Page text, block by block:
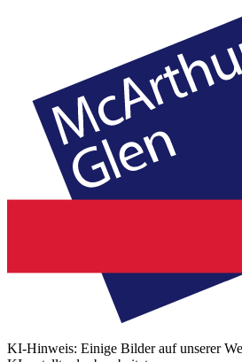
KI-Hinweis: Einige Bilder auf unserer